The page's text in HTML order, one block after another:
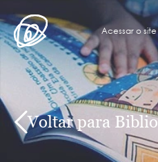
Acessar o
Voltar para